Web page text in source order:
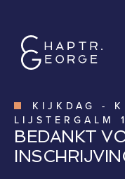
KIJKDAG -
LIJSTERGALM
BEDANKT